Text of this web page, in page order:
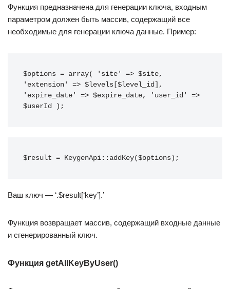
Функция предназначена для генерации ключа, входным
параметром должен быть массив, содержащий все
необходимые для генерации ключа данные. Пример:
$options = array( 'site' => $site,
'extension' => $levels[$level_id],
'expire_date' => $expire_date, 'user_id' =>
$userId );
$result = KeygenApi::addKey($options);
Ваш ключ — ‘.$result[‘key’].’
Функция возвращает массив, содержащий входные данные
и сгенерированный ключ.
Функция getAllKeyByUser()